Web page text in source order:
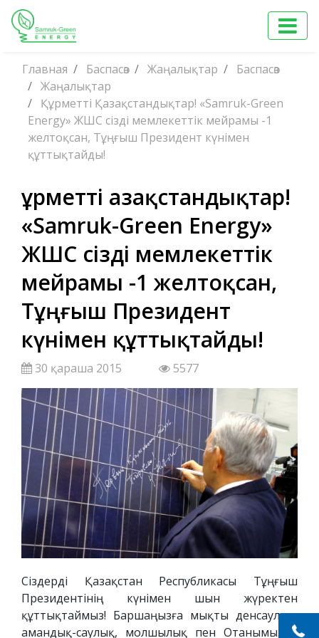
Главная Баспасөз Жаңалықтар
Баспасөз
Жаңалықтар
Құрметті Қазақстандықтар! «Samruk-Green
Energy» ЖШС сізді мемлекеттік мейрамы -1
желтоқсан, Тұңғыш Президент күнімен
құттықтайды!
Құрметті Қазақстандықтар!
«Samruk-Green Energy»
ЖШС сізді мемлекеттік
мейрамы -1 желтоқсан,
Тұңғыш Президент
күнімен құттықтайды!
30 қараша 2015 5577
Сіздерді Қазақстан Республикасы Тұңғыш
Президентінің күнімен шын жүректен
құттықтаймыз! Баршаңызға мықты денсаулық,
амандық-саулық, молшылық пен Отанымыз –